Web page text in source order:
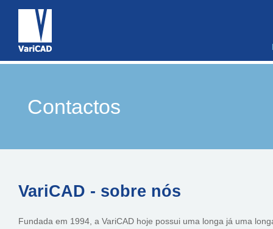
Contactos
VariCAD - sobre nós
Fundada em 1994, a VariCAD hoje possui uma longa já uma